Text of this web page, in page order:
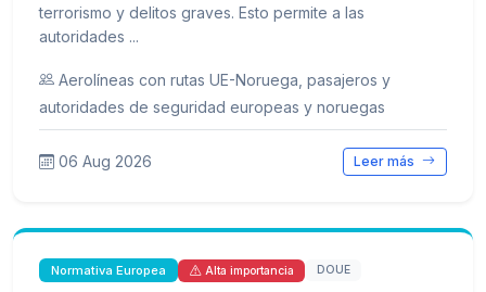
terrorismo y delitos graves. Esto permite a las
autoridades ...
Aerolíneas con rutas UE-Noruega, pasajeros y
autoridades de seguridad europeas y noruegas
06 Aug 2026 Leer más
Normativa Europea Alta importancia DOUE